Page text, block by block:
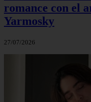
romance con el
Yarmosky
27/07/2026